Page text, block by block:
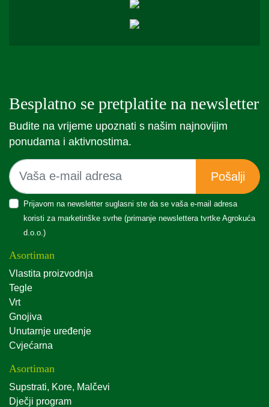
Besplatno se pretplatite na newsletter
Budite na vrijeme upoznati s našim najnovijim
ponudama i aktivnostima.
Pošalji
Prijavom na newsletter suglasni ste da se vaša e-mail adresa
koristi za marketinške svrhe (primanje newslettera tvrtke Agrokuća
d.o.o.)
Asortiman
Vlastita proizvodnja
Tegle
Vrt
Gnojiva
Unutarnje uređenje
Cvjećarna
Asortiman
Supstrati, Kore, Malčevi
Dječji program